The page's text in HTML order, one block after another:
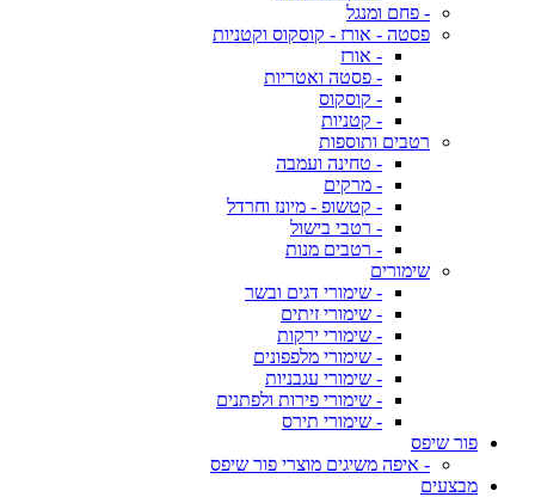
- פחם ומנגל
פסטה - אורז - קוסקוס וקטניות
- אורז
- פסטה ואטריות
- קוסקוס
- קטניות
רטבים ותוספות
- טחינה ועמבה
- מרקים
- קטשופ - מיונז וחרדל
- רטבי בישול
- רטבים מנות
שימורים
- שימורי דגים ובשר
- שימורי זיתים
- שימורי ירקות
- שימורי מלפפונים
- שימורי עגבניות
- שימורי פירות ולפתנים
- שימורי תירס
פור שיפס
- איפה משיגים מוצרי פור שיפס
מבצעים